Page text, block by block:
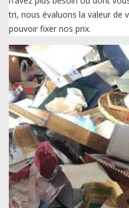
tri, nous évaluons la valeur de
pouvoir fixer nos prix.